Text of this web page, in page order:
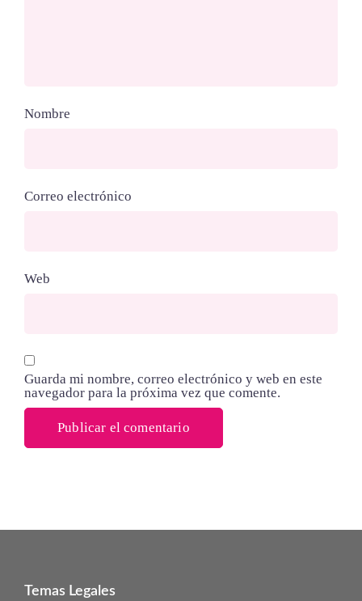
Nombre
Correo electrónico
Web
Guarda mi nombre, correo electrónico y web en este
navegador para la próxima vez que comente.
Temas Legales